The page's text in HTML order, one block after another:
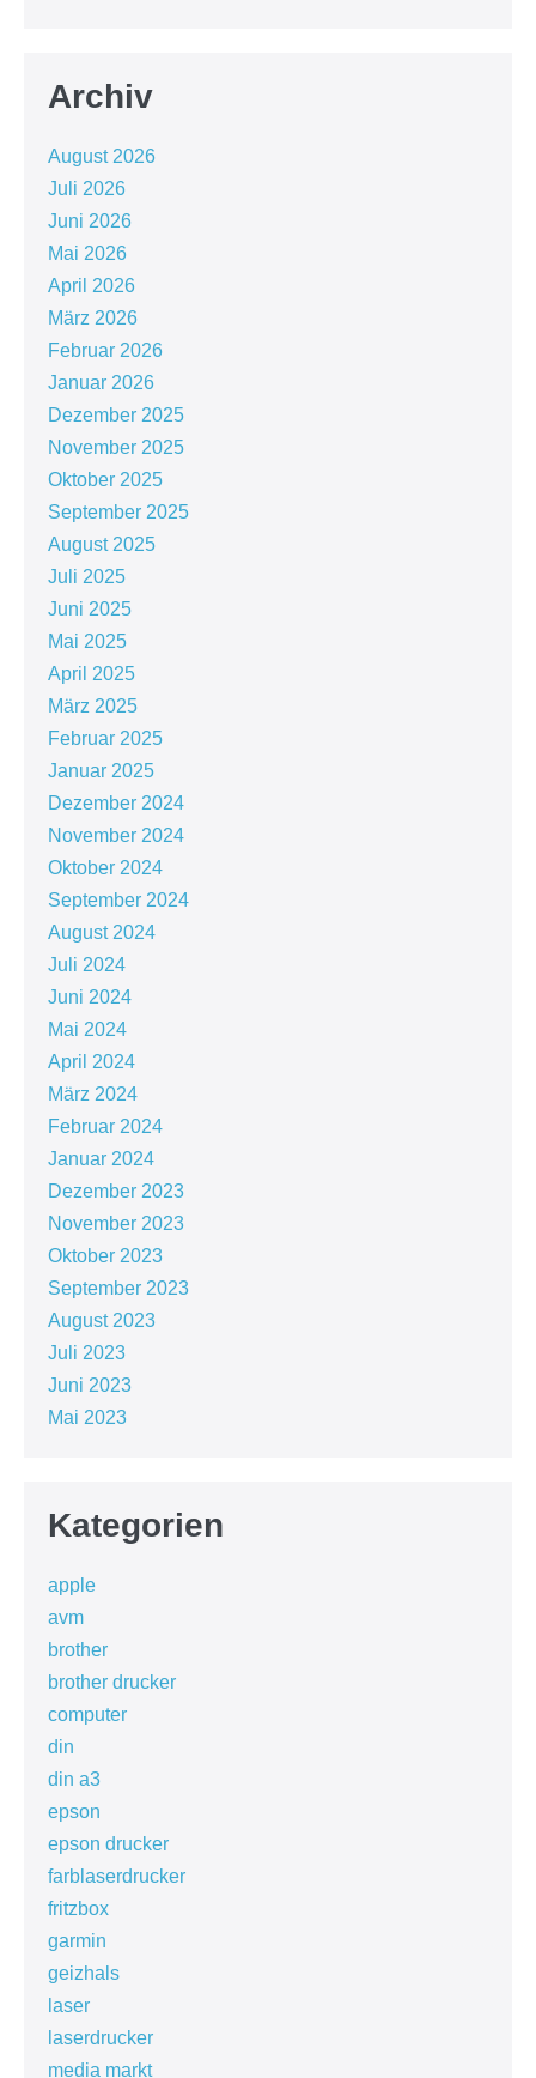
Archiv
August 2026
Juli 2026
Juni 2026
Mai 2026
April 2026
März 2026
Februar 2026
Januar 2026
Dezember 2025
November 2025
Oktober 2025
September 2025
August 2025
Juli 2025
Juni 2025
Mai 2025
April 2025
März 2025
Februar 2025
Januar 2025
Dezember 2024
November 2024
Oktober 2024
September 2024
August 2024
Juli 2024
Juni 2024
Mai 2024
April 2024
März 2024
Februar 2024
Januar 2024
Dezember 2023
November 2023
Oktober 2023
September 2023
August 2023
Juli 2023
Juni 2023
Mai 2023
Kategorien
apple
avm
brother
brother drucker
computer
din
din a3
epson
epson drucker
farblaserdrucker
fritzbox
garmin
geizhals
laser
laserdrucker
media markt